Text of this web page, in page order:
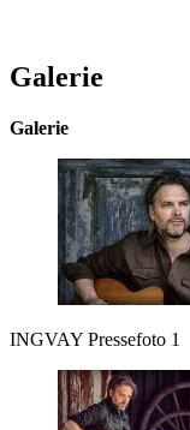
Galerie
Galerie
INGVAY Pressefoto 1